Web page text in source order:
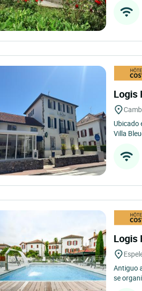
Logis
Ubicado
Villa
Logis
Antiguo
se